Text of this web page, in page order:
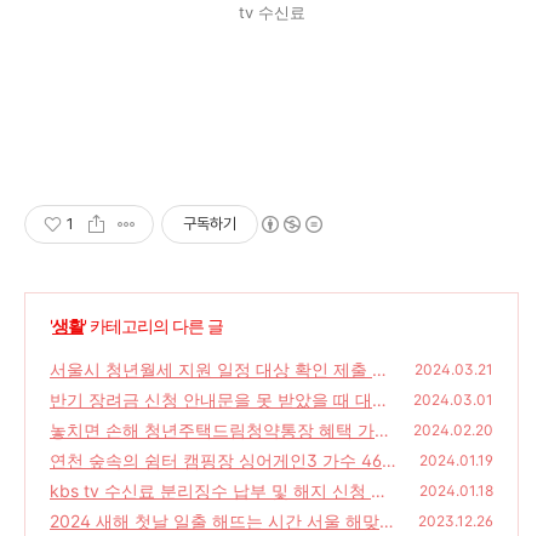
tv 수신료
1 구독하기
'생활' 카테고리의 다른 글
서울시 청년월세 지원 일정 대상 확인 제출 서
류 신청 바로가기
(0)
2024.03.21
반기 장려금 신청 안내문을 못 받았을 때 대처
방법 심사진행상황 기준시가 자동차 가액 확인
하기
(0)
2024.03.01
놓치면 손해 청년주택드림청약통장 혜택 가입
자격 및 조건 신청 방법
(1)
2024.02.20
연천 숲속의 쉼터 캠핑장 싱어게인3 가수 46
호 신해솔 투표하기
(0)
2024.01.19
kbs tv 수신료 분리징수 납부 및 해지 신청 방
법, 시청료 안 내면
(1)
2024.01.18
2024 새해 첫날 일출 해뜨는 시간 서울 해맞이
2023.12.26